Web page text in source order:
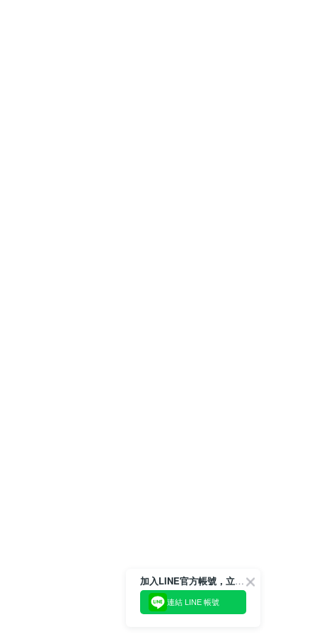
加入LINE官方帳號，立即獲得$100購物金!
連結 LINE 帳號